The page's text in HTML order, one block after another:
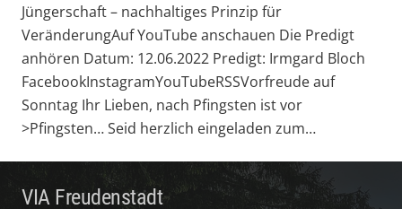
Jüngerschaft – nachhaltiges Prinzip für
VeränderungAuf YouTube anschauen Die Predigt
anhören Datum: 12.06.2022 Predigt: Irmgard Bloch
FacebookInstagramYouTubeRSSVorfreude auf
Sonntag Ihr Lieben, nach Pfingsten ist vor
>Pfingsten… Seid herzlich eingeladen zum…
VIA Freudenstadt